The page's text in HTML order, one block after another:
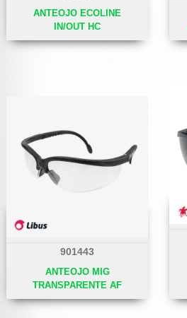
ANTEOJO ECOLINE
IN/OUT HC
901443
ANTEOJO MIG
TRANSPARENTE AF